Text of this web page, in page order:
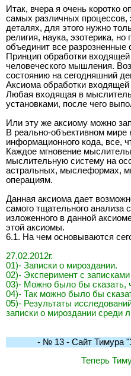
Итак, вчера я очень коротко
самых различных процессов,
деталях, для этого нужно
религия, наука, эзотерика,
объединит все
Принцип обработки
человеческого мышления.
состоянию на сегодняшний
Аксиома обработки
Любая входящая в
установками, после чего
Или эту же аксиому можно
В реально-объективном
информационного кода, все,
Каждое мгновение
мыслительную систему на
астральных, мыслеформах,
операциям.
Данная аксиома дает
самого тщательного анализа
изложенного в данной
этой аксиомы.
6.1. На чем основываются
27.02.2012г.
01)- Записки о мироздании.
02)- Эксперимент с
03)- Можно было бы сказать,
04)- Так можно было бы
05)- Результаты
записки о мироздании среди
- № 13 - Сайт Тимура
Теперь